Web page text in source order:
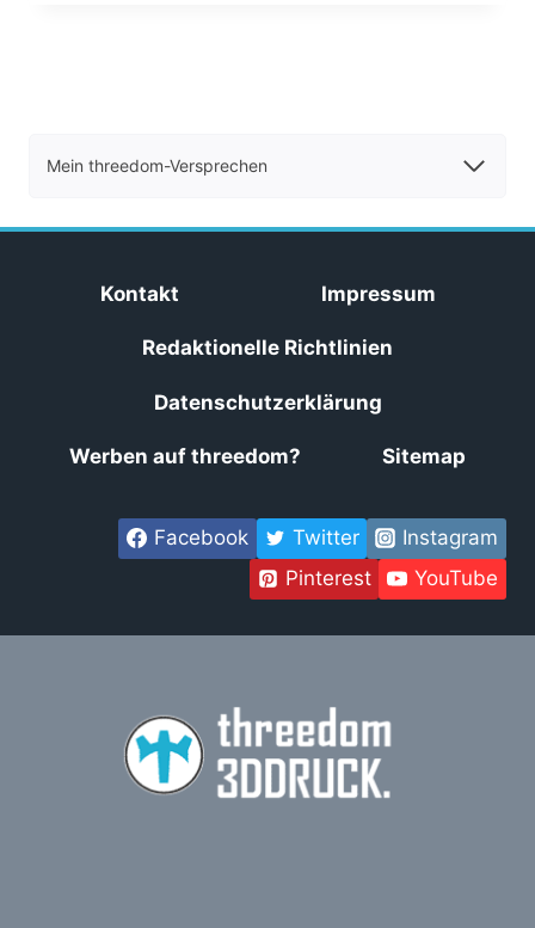
Mein threedom-Versprechen
Kontakt Impressum
Redaktionelle Richtlinien
Datenschutzerklärung
Werben auf threedom? Sitemap
Facebook Twitter
Instagram
Pinterest
YouTube